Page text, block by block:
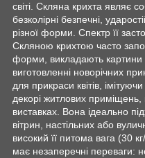
світі. Скляна крихта являє
безколірні безпечні,
різної форми. Спектр її
Скляною крихтою часто
форми, викладають картини
виготовленні новорічних
для прикраси квітів,
декорі житлових приміщень,
виставках. Вона ідеально
вітрин, настільних або
високий її питома вага (30
має незаперечні переваги: